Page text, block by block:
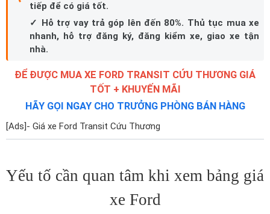
tiếp để có giá tốt.
✓ Hỗ trợ vay trả góp lên đến 80%. Thủ tục mua xe
nhanh, hỗ trợ đăng ký, đăng kiểm xe, giao xe tận
nhà.
ĐỂ ĐƯỢC MUA XE FORD TRANSIT CỨU THƯƠNG GIÁ
TỐT + KHUYẾN MÃI
HÃY GỌI NGAY CHO TRƯỞNG PHÒNG BÁN HÀNG
[Ads]- Giá xe Ford Transit Cứu Thương
Yếu tố cần quan tâm khi xem bảng giá
xe Ford